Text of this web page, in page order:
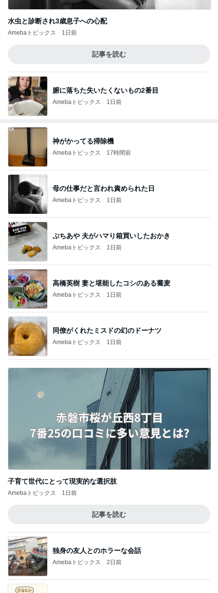
水虫と診断され3歳息子への心配
Amebaトピックス 1日前
記事を読む
腑に落ちた失いたくないもの2番目
Amebaトピックス 1日前
神がかってる掃除機
Amebaトピックス 17時間前
母の仕事だと言われ責められた日
Amebaトピックス 1日前
ぷちあや 夫がハマり箱買いしたおかき
Amebaトピックス 1日前
高橋英樹 妻と堪能したコシのある蕎麦
Amebaトピックス 1日前
同僚がくれたミスドの幻のドーナツ
Amebaトピックス 1日前
子育て世代にとって現実的な選択肢
Amebaトピックス 1日前
記事を読む
独身の友人とのホラーな会話
Amebaトピックス 2日前